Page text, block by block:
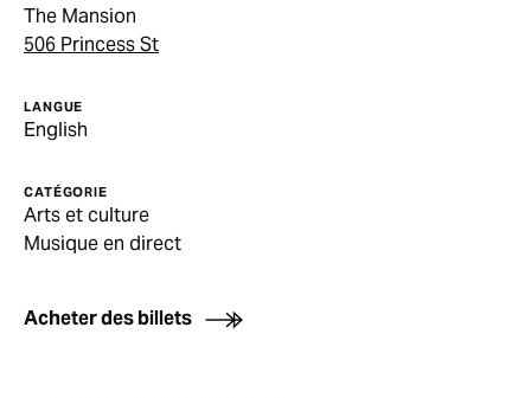
The Mansion
506 Princess St
LANGUE
English
CATÉGORIE
Arts et culture
Musique en direct
Acheter des billets